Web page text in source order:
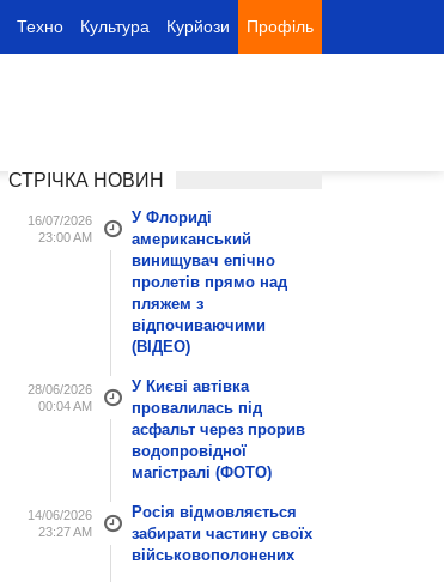
Техно Культура Курйози Профіль
СТРІЧКА НОВИН
16/07/2026
23:00 AM
У Флориді
американський
винищувач епічно
пролетів прямо над
пляжем з
відпочиваючими
(ВІДЕО)
28/06/2026
00:04 AM
У Києві автівка
провалилась під
асфальт через прорив
водопровідної
магістралі (ФОТО)
14/06/2026
23:27 AM
Росія відмовляється
забирати частину своїх
військовополонених